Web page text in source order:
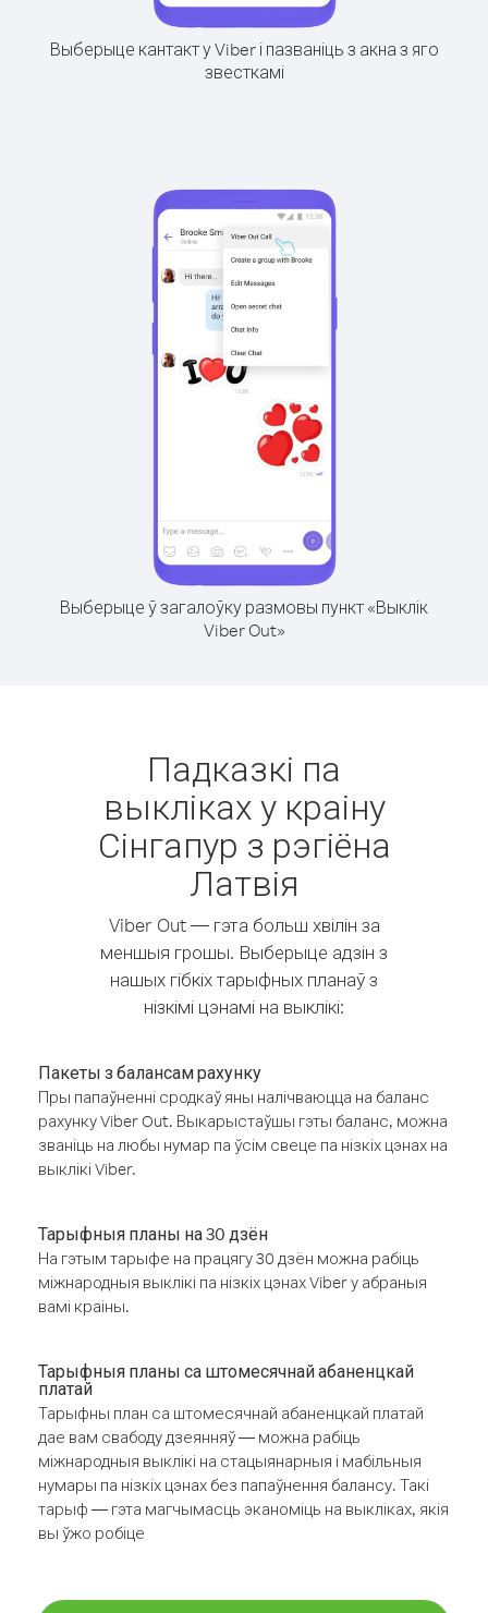
Выберыце кантакт у Viber і пазваніць з акна з яго
звесткамі
Выберыце ў загалоўку размовы пункт «Выклік
Viber Out»
Падказкі па
выкліках у краіну
Сінгапур з рэгіёна
Латвія
Viber Out — гэта больш хвілін за
меншыя грошы. Выберыце адзін з
нашых гібкіх тарыфных планаў з
нізкімі цэнамі на выклікі:
Пакеты з балансам рахунку
Пры папаўненні сродкаў яны налічваюцца на баланс
рахунку Viber Out. Выкарыстаўшы гэты баланс, можна
званіць на любы нумар па ўсім свеце па нізкіх цэнах на
выклікі Viber.
Тарыфныя планы на 30 дзён
На гэтым тарыфе на працягу 30 дзён можна рабіць
міжнародныя выклікі па нізкіх цэнах Viber у абраныя
вамі краіны.
Тарыфныя планы са штомесячнай абаненцкай
платай
Тарыфны план са штомесячнай абаненцкай платай
дае вам свабоду дзеянняў — можна рабіць
міжнародныя выклікі на стацыянарныя і мабільныя
нумары па нізкіх цэнах без папаўнення балансу. Такі
тарыф — гэта магчымасць эканоміць на выкліках, якія
вы ўжо робіце